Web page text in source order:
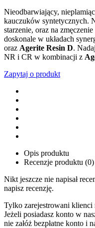
Nieodbarwiający,
kauczuków syntetycznych.
starzenie, oraz na
doskonale w układach
oraz Agerite Resin D.
NR i CR w kombinacji z
Zapytaj o produkt
Opis produktu
Recenzje produktu (0)
Nikt jeszcze nie napisał
napisz recenzję.
Tylko zarejestrowani klienci
Jeżeli posiadasz konto w
nie załóż bezpłatne konto i